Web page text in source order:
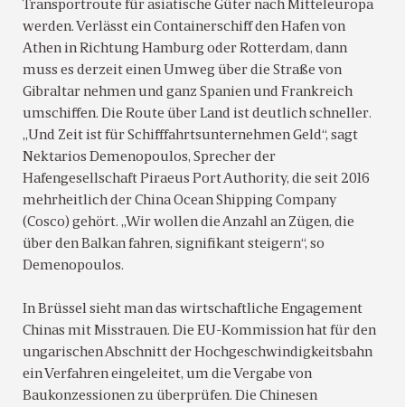
Transportroute für asiatische Güter nach Mitteleuropa
werden. Verlässt ein Containerschiff den Hafen von
Athen in Richtung Hamburg oder Rotterdam, dann
muss es derzeit einen Umweg über die Straße von
Gibraltar nehmen und ganz Spanien und Frankreich
umschiffen. Die Route über Land ist deutlich schneller.
„Und Zeit ist für Schifffahrtsunternehmen Geld“, sagt
Nektarios Demenopoulos, Sprecher der
Hafengesellschaft Piraeus Port Authority, die seit 2016
mehrheitlich der China Ocean Shipping Company
(Cosco) gehört. „Wir wollen die Anzahl an Zügen, die
über den Balkan fahren, signifikant steigern“, so
Demenopoulos.
In Brüssel sieht man das wirtschaftliche Engagement
Chinas mit Misstrauen. Die EU-Kommission hat für den
ungarischen Abschnitt der Hochgeschwindigkeitsbahn
ein Verfahren eingeleitet, um die Vergabe von
Baukonzessionen zu überprüfen. Die Chinesen